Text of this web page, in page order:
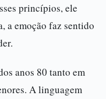
princípios, ele
a emoção faz sentido
anos 80 tanto em
A linguagem